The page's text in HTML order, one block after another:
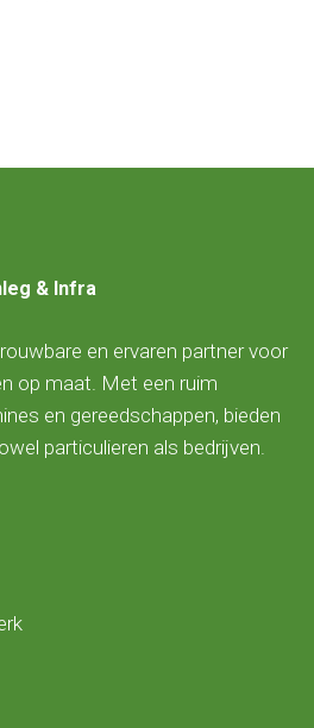
& Infra
en ervaren partner voor
op maat. Met een ruim
en gereedschappen, bieden
particulieren als bedrijven.